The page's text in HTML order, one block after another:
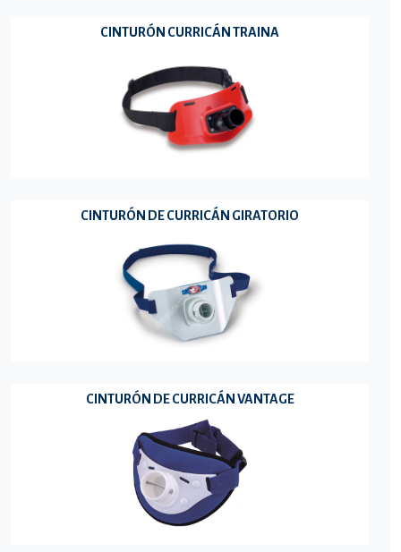
CINTURÓN CURRICÁN TRAINA
CINTURÓN DE CURRICÁN GIRATORIO
CINTURÓN DE CURRICÁN VANTAGE